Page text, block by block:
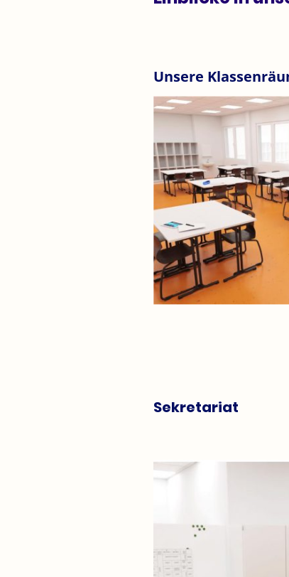
Unsere
Sekretariat